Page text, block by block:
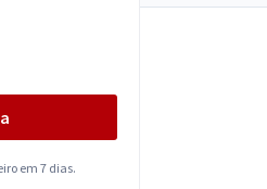
em 7 dias.